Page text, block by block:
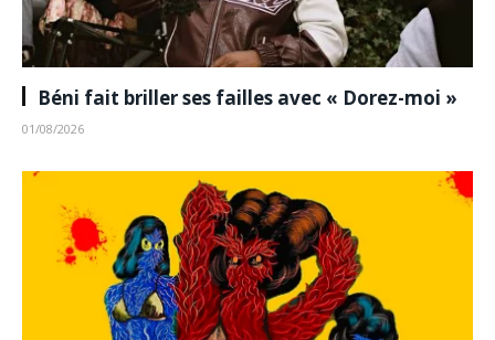
Béni fait briller ses failles avec « Dorez-moi »
01/08/2026